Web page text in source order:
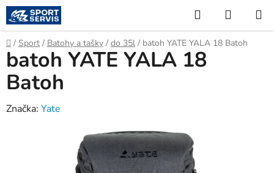
Přejít
na
obsah
Hledat
KOŠÍK
Domů
/ Sport / Batohy a tašky / do 35l / batoh YATE YALA 18 Batoh
batoh YATE YALA 18
Batoh
Značka: Yate